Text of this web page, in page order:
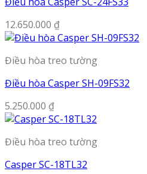
12.650.000 ₫
Điều hòa treo tường
Điều hòa Casper SH-09FS32
5.250.000 ₫
Điều hòa treo tường
Casper SC-18TL32